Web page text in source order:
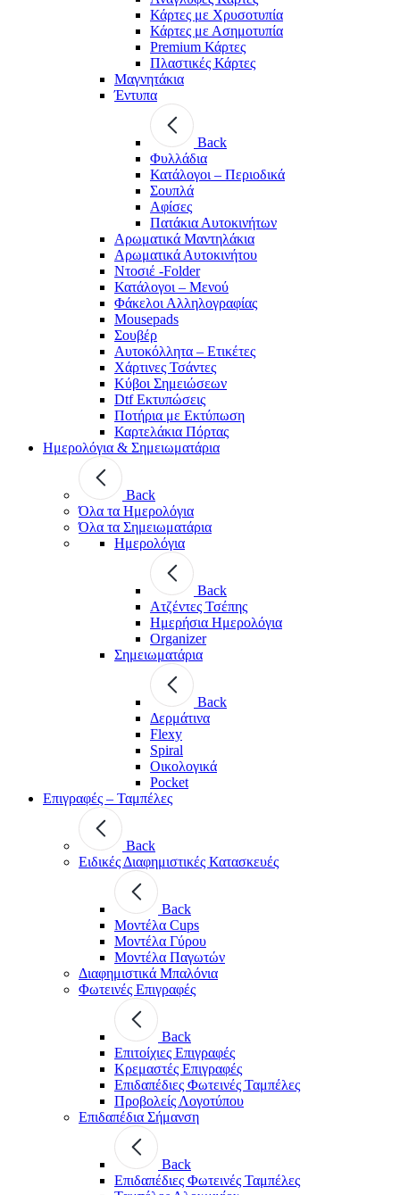
Κάρτες με Χρυσοτυπία
Κάρτες με Ασημοτυπία
Premium Κάρτες
Πλαστικές Κάρτες
Μαγνητάκια
Έντυπα
Back
Φυλλάδια
Κατάλογοι – Περιοδικά
Σουπλά
Αφίσες
Πατάκια Αυτοκινήτων
Αρωματικά Μαντηλάκια
Αρωματικά Αυτοκινήτου
Ντοσιέ -Folder
Κατάλογοι – Μενού
Φάκελοι Αλληλογραφίας
Mousepads
Σουβέρ
Αυτοκόλλητα – Ετικέτες
Χάρτινες Τσάντες
Κύβοι Σημειώσεων
Dtf Εκτυπώσεις
Ποτήρια με Εκτύπωση
Καρτελάκια Πόρτας
Ημερολόγια & Σημειωματάρια
Back
Όλα τα Ημερολόγια
Όλα τα Σημειωματάρια
Ημερολόγια
Back
Ατζέντες Τσέπης
Ημερήσια Ημερολόγια
Organizer
Σημειωματάρια
Back
Δερμάτινα
Flexy
Spiral
Οικολογικά
Pocket
Επιγραφές – Ταμπέλες
Back
Ειδικές Διαφημιστικές Κατασκευές
Back
Μοντέλα Cups
Μοντέλα Γύρου
Μοντέλα Παγωτών
Διαφημιστικά Μπαλόνια
Φωτεινές Επιγραφές
Back
Επιτοίχιες Επιγραφές
Κρεμαστές Επιγραφές
Επιδαπέδιες Φωτεινές Ταμπέλες
Προβολείς Λογοτύπου
Επιδαπέδια Σήμανση
Back
Επιδαπέδιες Φωτεινές Ταμπέλες